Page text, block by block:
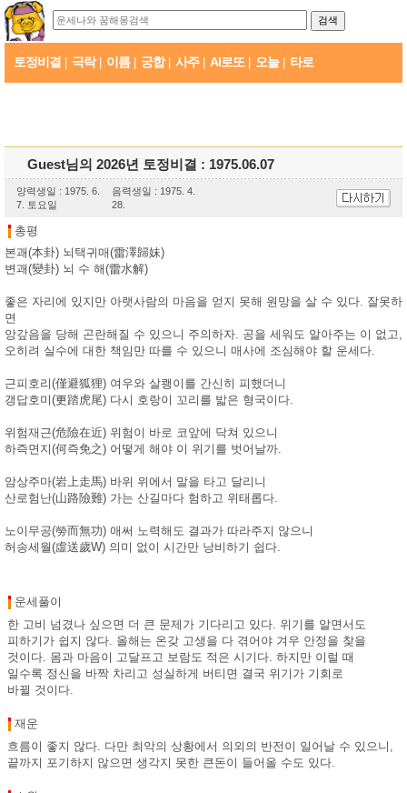
토정비결 극락 이름 궁합 사주 AI로또 오늘 타로
Guest님의 2026년 토정비결 : 1975.06.07
양력생일 : 1975. 6.
7. 토요일
음력생일 : 1975. 4.
28.
총평
본괘(本卦) 뇌택귀매(雷澤歸妹)
변괘(變卦) 뇌 수 해(雷水解)
좋은 자리에 있지만 아랫사람의 마음을 얻지 못해 원망을 살 수 있다. 잘못하
면
앙갚음을 당해 곤란해질 수 있으니 주의하자. 공을 세워도 알아주는 이 없고,
오히려 실수에 대한 책임만 따를 수 있으니 매사에 조심해야 할 운세다.
근피호리(僅避狐狸) 여우와 살쾡이를 간신히 피했더니
갱답호미(更踏虎尾) 다시 호랑이 꼬리를 밟은 형국이다.
위험재근(危險在近) 위험이 바로 코앞에 닥쳐 있으니
하즉면지(何즉免之) 어떻게 해야 이 위기를 벗어날까.
암상주마(岩上走馬) 바위 위에서 말을 타고 달리니
산로험난(山路險難) 가는 산길마다 험하고 위태롭다.
노이무공(勞而無功) 애써 노력해도 결과가 따라주지 않으니
허송세월(虛送歲W) 의미 없이 시간만 낭비하기 쉽다.
운세풀이
한 고비 넘겼나 싶으면 더 큰 문제가 기다리고 있다. 위기를 알면서도
피하기가 쉽지 않다. 올해는 온갖 고생을 다 겪어야 겨우 안정을 찾을
것이다. 몸과 마음이 고달프고 보람도 적은 시기다. 하지만 이럴 때
일수록 정신을 바짝 차리고 성실하게 버티면 결국 위기가 기회로
바뀔 것이다.
재운
흐름이 좋지 않다. 다만 최악의 상황에서 의외의 반전이 일어날 수 있으니,
끝까지 포기하지 않으면 생각지 못한 큰돈이 들어올 수도 있다.